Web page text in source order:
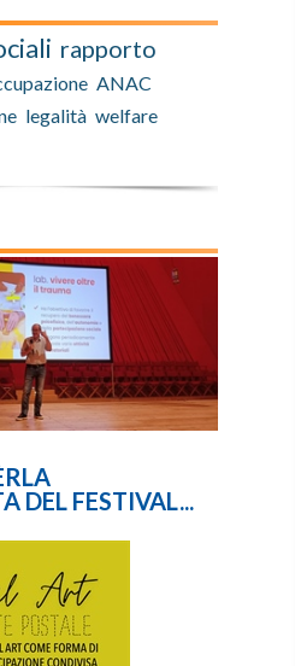
rapporto
ANAC
legalità welfare
DEL FESTIVAL...